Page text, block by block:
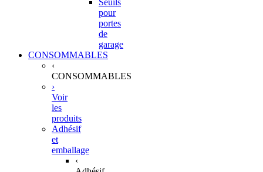
pour
portes
de
garage
CONSOMMABLES
‹
CONSOMMABLES
›
Voir
les
produits
Adhésif
et
emballage
‹